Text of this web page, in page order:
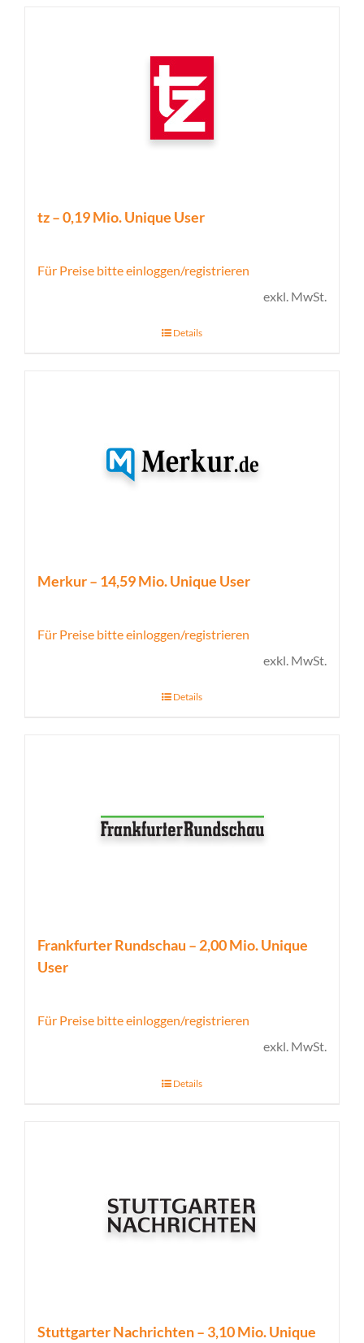
tz – 0,19 Mio. Unique User
Für Preise bitte einloggen/registrieren
exkl. MwSt.
Details
Merkur – 14,59 Mio. Unique User
Für Preise bitte einloggen/registrieren
exkl. MwSt.
Details
Frankfurter Rundschau – 2,00 Mio. Unique
User
Für Preise bitte einloggen/registrieren
exkl. MwSt.
Details
Stuttgarter Nachrichten – 3,10 Mio. Unique